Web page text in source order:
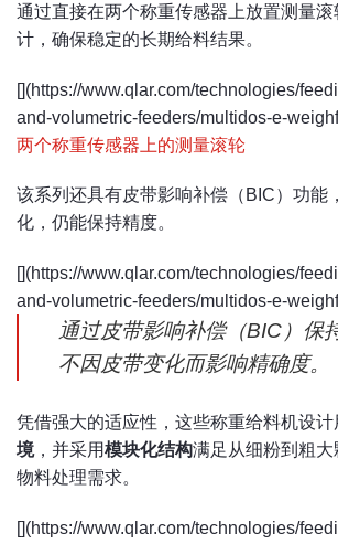
通过直接在两个称重传感器上放置测量
计，确保稳定的长期给料结果。
[](https://www.qlar.com/technologies/
and-volumetric-feeders/multidos-e-
两个称重传感器上的测量滚轮
该系列还具有皮带影响补偿（BIC）功能
化，仍能保持精度。
[](https://www.qlar.com/technologies/
and-volumetric-feeders/multidos-e-
通过皮带影响补偿（BIC）保
不因皮带变化而影响精确度。
凭借强大的适应性，这些称重给料机设计
境，并采用模块化结构满足从细粉到粗
物料处理需求。
[](https://www.qlar.com/technologies/